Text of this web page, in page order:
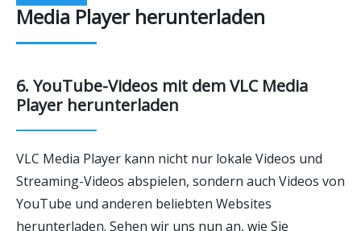
Media Player herunterladen
6. YouTube-Videos mit dem VLC Media
Player herunterladen
VLC Media Player kann nicht nur lokale Videos und
Streaming-Videos abspielen, sondern auch Videos von
YouTube und anderen beliebten Websites
herunterladen. Sehen wir uns nun an, wie Sie